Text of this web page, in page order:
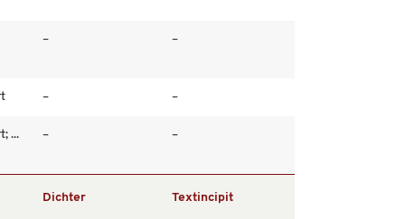
– –
– –
... – –
Dichter Textincipit